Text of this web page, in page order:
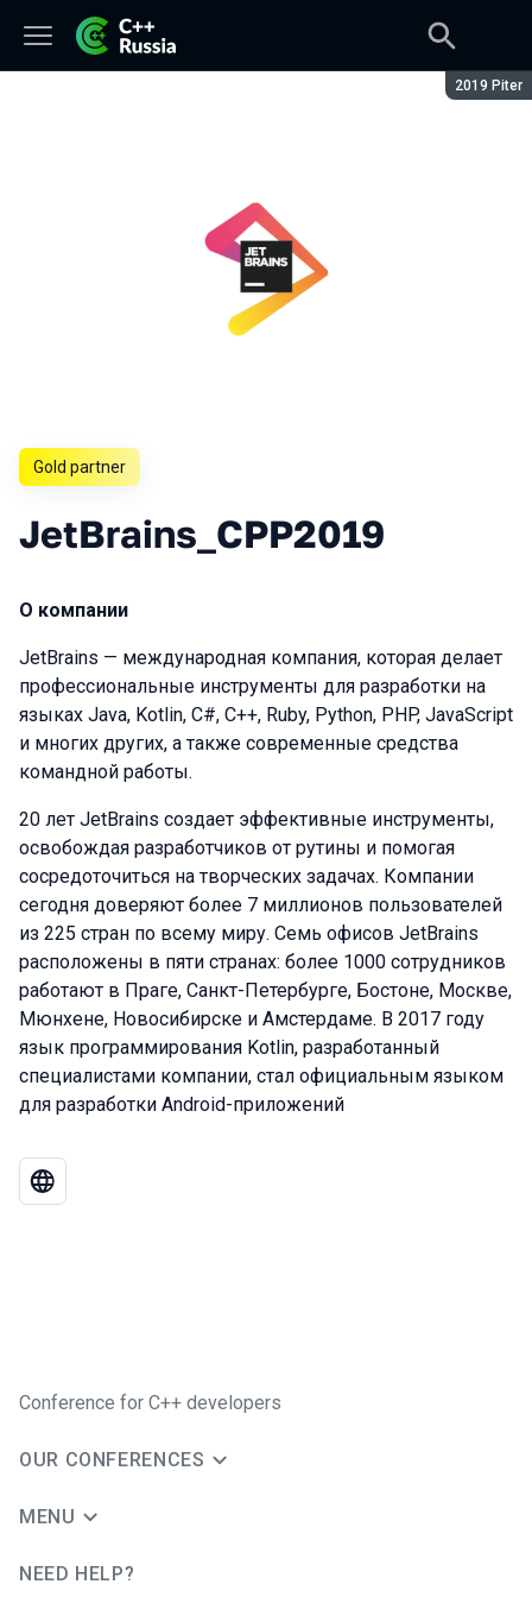
Season:
2019 Piter
Gold partner
JetBrains_CPP2019
О компании
JetBrains — международная компания, которая делает
профессиональные инструменты для разработки на
языках Java, Kotlin, C#, C++, Ruby, Python, PHP, JavaScript
и многих других, а также современные средства
командной работы.
20 лет JetBrains создает эффективные инструменты,
освобождая разработчиков от рутины и помогая
сосредоточиться на творческих задачах. Компании
сегодня доверяют более 7 миллионов пользователей
из 225 стран по всему миру. Семь офисов JetBrains
расположены в пяти странах: более 1000 сотрудников
работают в Праге, Санкт-Петербурге, Бостоне, Москве,
Мюнхене, Новосибирске и Амстердаме. В 2017 году
язык программирования Kotlin, разработанный
специалистами компании, стал официальным языком
для разработки Android-приложений
Conference for C++ developers
OUR CONFERENCES
MENU
NEED HELP?